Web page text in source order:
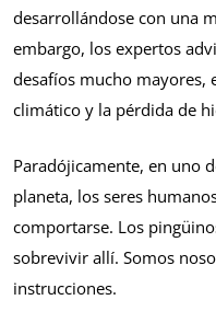
desarrollándose con una
embargo, los expertos
desafíos mucho mayores,
climático y la pérdida de
Paradójicamente, en uno
planeta, los seres
comportarse. Los
sobrevivir allí. Somos
instrucciones.